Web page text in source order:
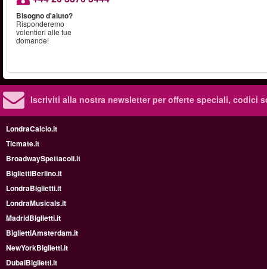
Bisogno d'aiuto?
Risponderemo
volentieri alle tue
domande!
Iscriviti alla nostra newsletter per offerte speciali, codici
LondraCalcio.it
Ticmate.it
BroadwaySpettacoli.it
BigliettiBerlino.it
LondraBiglietti.it
LondraMusicals.it
MadridBiglietti.it
BigliettiAmsterdam.it
NewYorkBiglietti.it
DubaiBiglietti.it